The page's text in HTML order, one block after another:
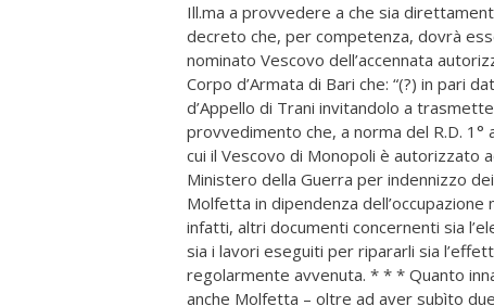
Ill.ma a provvedere a che sia
decreto che, per competenza, dovrà
nominato Vescovo dell’accennata
Corpo d’Armata di Bari che: “(?) in pari
d’Appello di Trani invitandolo a
provvedimento che, a norma del R.D.
cui il Vescovo di Monopoli è autorizzato
Ministero della Guerra per indennizzo
Molfetta in dipendenza
infatti, altri documenti concernenti sia
sia i lavori eseguiti per ripararli sia
regolarmente avvenuta. * * * Quanto
anche Molfetta – oltre ad aver subìto